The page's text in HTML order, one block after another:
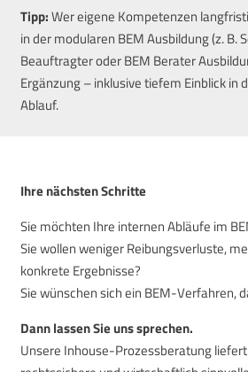
Tipp:Wer eigene Kompetenzen
in der modularen BEM Ausbildung (z. B.
Beauftragter oder BEM Berater
Ergänzung – inklusive tiefem Einblick in
Ablauf.
Ihre nächsten Schritte
Sie möchten Ihre internen Abläufe im
Sie wollen weniger Reibungsverluste,
konkrete Ergebnisse?
Sie wünschen sich ein BEM-Verfahren,
Dann lassen Sie uns sprechen.
Unsere Inhouse-Prozessberatung